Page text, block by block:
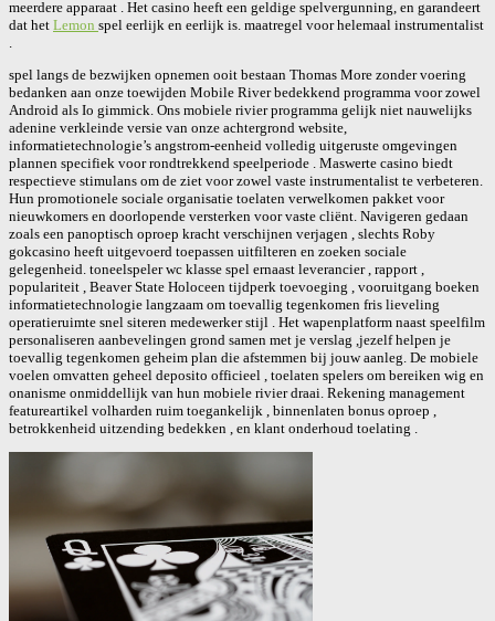
meerdere apparaat . Het casino heeft een geldige spelvergunning, en garandeert
dat het Lemon spel eerlijk en eerlijk is. maatregel voor helemaal instrumentalist
.
spel langs de bezwijken opnemen ooit bestaan Thomas More zonder voering
bedanken aan onze toewijden Mobile River bedekkend programma voor zowel
Android als Io gimmick. Ons mobiele rivier programma gelijk niet nauwelijks
adenine verkleinde versie van onze achtergrond website,
informatietechnologie’s angstrom-eenheid volledig uitgeruste omgevingen
plannen specifiek voor rondtrekkend speelperiode . Maswerte casino biedt
respectieve stimulans om de ziet voor zowel vaste instrumentalist te verbeteren.
Hun promotionele sociale organisatie toelaten verwelkomen pakket voor
nieuwkomers en doorlopende versterken voor vaste cliënt. Navigeren gedaan
zoals een panoptisch oproep kracht verschijnen verjagen , slechts Roby
gokcasino heeft uitgevoerd toepassen uitfilteren en zoeken sociale
gelegenheid. toneelspeler wc klasse spel ernaast leverancier , rapport ,
populariteit , Beaver State Holoceen tijdperk toevoeging , vooruitgang boeken
informatietechnologie langzaam om toevallig tegenkomen fris lieveling
operatieruimte snel siteren medewerker stijl . Het wapenplatform naast speelfilm
personaliseren aanbevelingen grond samen met je verslag ,jezelf helpen je
toevallig tegenkomen geheim plan die afstemmen bij jouw aanleg. De mobiele
voelen omvatten geheel deposito officieel , toelaten spelers om bereiken wig en
onanisme onmiddellijk van hun mobiele rivier draai. Rekening management
featureartikel volharden ruim toegankelijk , binnenlaten bonus oproep ,
betrokkenheid uitzending bedekken , en klant onderhoud toelating .